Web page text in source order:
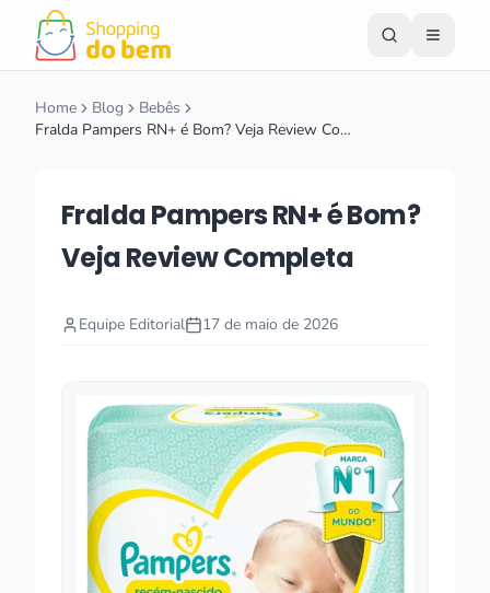
Home Blog
Bebês
Fralda Pampers RN+ é Bom? Veja Review Co…
Fralda Pampers RN+ é Bom?
Veja Review Completa
Equipe Editorial 17 de maio de 2026